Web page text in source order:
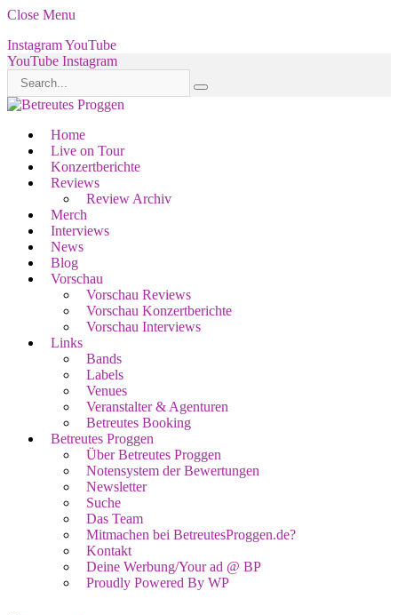
Close Menu
InstagramYouTube
YouTube Instagram
Home
Live on Tour
Konzertberichte
Reviews
Review Archiv
Merch
Interviews
News
Blog
Vorschau
Vorschau Reviews
Vorschau Konzertberichte
Vorschau Interviews
Links
Bands
Labels
Venues
Veranstalter & Agenturen
Betreutes Booking
Betreutes Proggen
Über Betreutes Proggen
Notensystem der Bewertungen
Newsletter
Suche
Das Team
Mitmachen bei BetreutesProggen.de?
Kontakt
Deine Werbung/Your ad @ BP
Proudly Powered By WP